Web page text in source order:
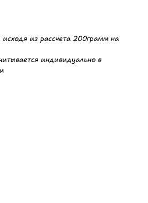
исходя из рассчета 200грамм на
индивидуально в